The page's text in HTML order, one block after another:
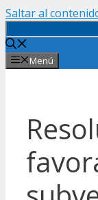
Saltar al
Menú